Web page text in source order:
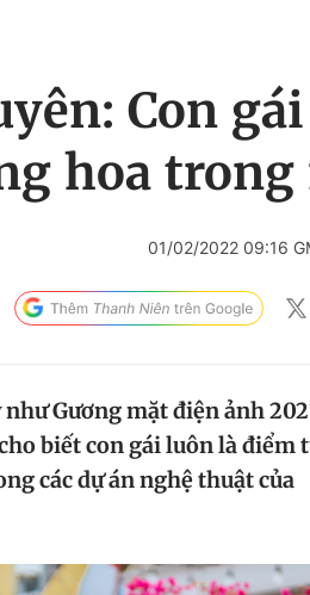
Con
hoa
01/02/2022 09:16
Gương mặt điện ảnh
biết con gái luôn là điểm
các dự án nghệ thuật của